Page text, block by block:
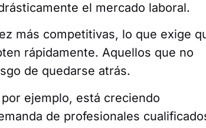
el mercado laboral.
más competitivas, lo que exige
rápidamente. Aquellos que no
de quedarse atrás.
ejemplo, está creciendo
de profesionales